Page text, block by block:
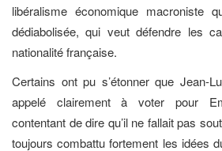
libéralisme économique macroniste
dédiabolisée, qui veut défendre les
nationalité française.
Certains ont pu s’étonner que Jean-
appelé clairement à voter pour
contentant de dire qu’il ne fallait pas
toujours combattu fortement les idées